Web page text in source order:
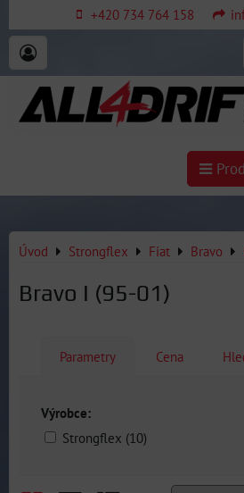
+420 734 764 158
Úvod Strongflex Fiat Bravo
Bravo I (95-01)
Parametry Cena
Výrobce:
Strongflex (10)